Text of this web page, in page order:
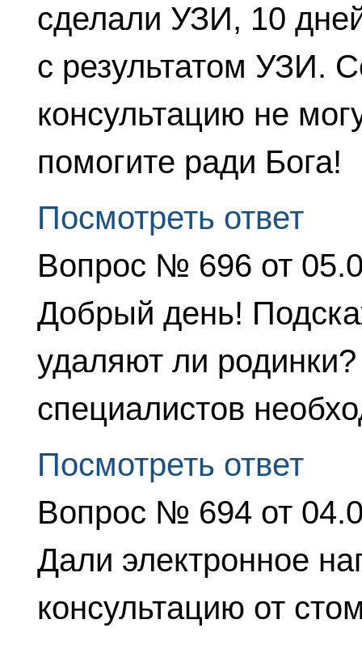
сделали УЗИ, 10
с результатом УЗИ.
консультацию не
помогите ради Бога!
Посмотреть ответ
Вопрос № 696 от
Добрый день!
удаляют ли
специалистов
Посмотреть ответ
Вопрос № 694 от
Дали электронное
консультацию от